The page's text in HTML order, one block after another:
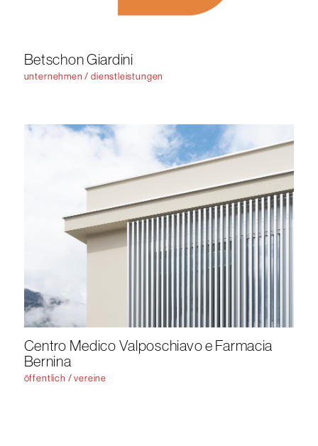
Betschon Giardini
unternehmen / dienstleistungen
Centro Medico Valposchiavo e Farmacia
Bernina
öffentlich / vereine